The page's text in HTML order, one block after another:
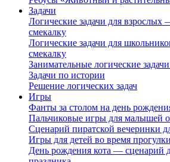
Задачи
Логические задачи для
смекалку
Логические задачи для
смекалку
Занимательные логические
Задачи по истории
Решение логических задач
Игры
Фанты за столом на день
Пальчиковые игры для малышей
Сценарий пиратской вечеринки
Игры для детей во время прогулки
День рождения кота — сценарий